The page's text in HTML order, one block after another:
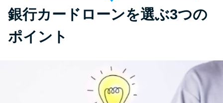
銀行カードローンを選ぶ3つの
ポイント